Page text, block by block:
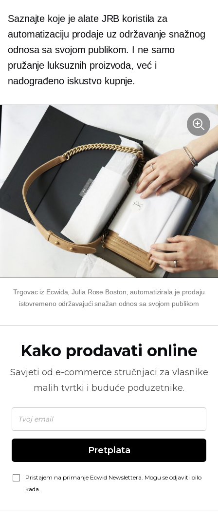
Saznajte koje je alate JRB koristila za
automatizaciju prodaje uz održavanje snažnog
odnosa sa svojom publikom. I ne samo
pružanje luksuznih proizvoda, već i
nadograđeno iskustvo kupnje.
Trgovac iz Ecwida, Julia Rose Boston, automatizirala je prodaju
istovremeno održavajući snažan odnos sa svojom publikom
Kako prodavati online
Savjeti od e-commerce stručnjaci za vlasnike
malih tvrtki i buduće poduzetnike.
Pretplata
Pristajem na primanje Ecwid Newslettera. Mogu se odjaviti bilo
kada.